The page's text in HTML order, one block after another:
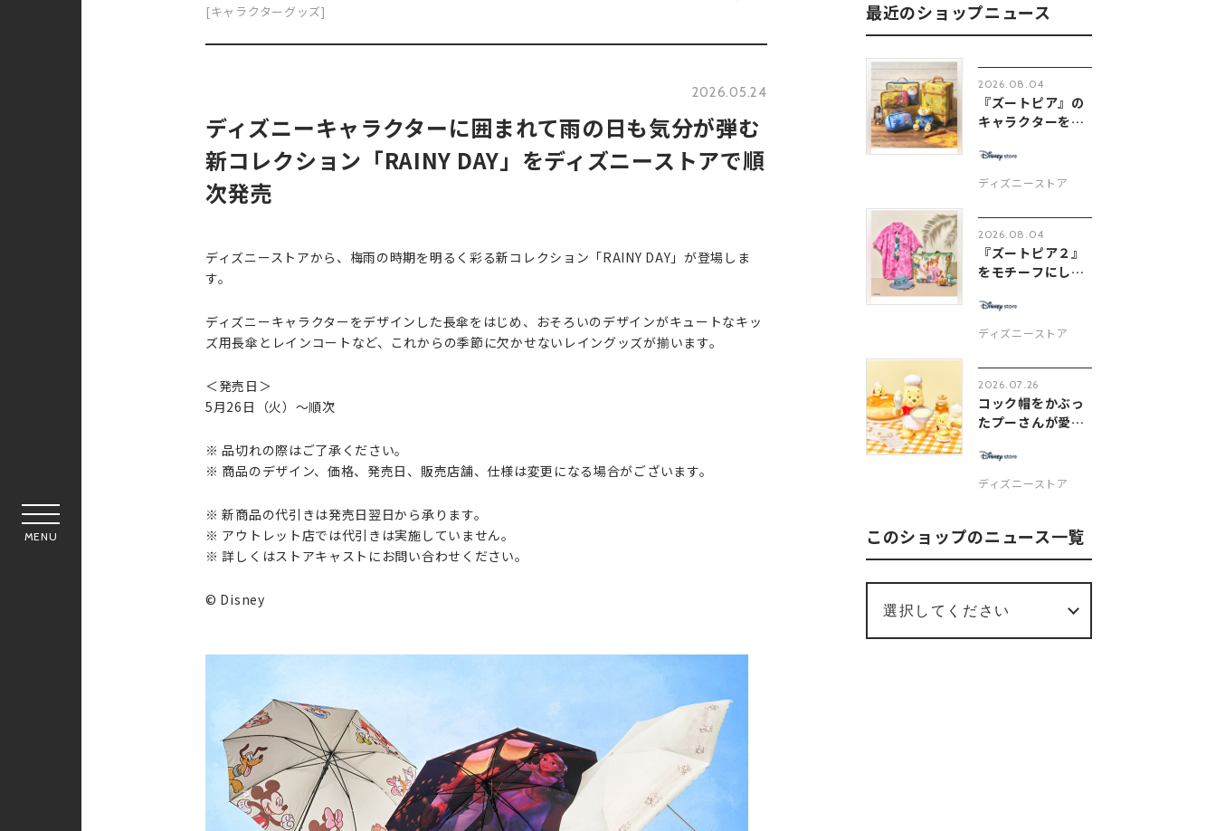
MENU
[キャラクターグッズ]
2026.05.24
ディズニーキャラクターに囲まれて雨の日も気分が弾む
新コレクション「RAINY DAY」をディズニーストアで順
次発売
ディズニーストアから、梅雨の時期を明るく彩る新コレクション「RAINY DAY」が登場しま
す。
ディズニーキャラクターをデザインした長傘をはじめ、おそろいのデザインがキュートなキッ
ズ用長傘とレインコートなど、これからの季節に欠かせないレイングッズが揃います。
＜発売日＞
5月26日（火）～順次
※ 品切れの際はご了承ください。​
※ 商品のデザイン、価格、発売日、販売店舗、仕様は変更になる場合がございます。
※ 新商品の代引きは発売日翌日から承ります。​
※ アウトレット店では代引きは実施していません。​
※ 詳しくはストアキャストにお問い合わせください。 ​
© Disney
最近のショップニュース
2026.08.04
『ズートピア』の
キャラクターをデ
ディズニーストア
2026.08.04
『ズートピア２』
をモチーフにし
ディズニーストア
2026.07.26
コック帽をかぶっ
たプーさんが愛ら
ディズニーストア
このショップのニュース一覧